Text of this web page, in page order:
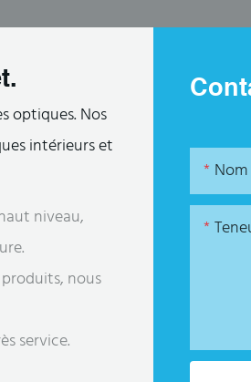
optiques. Nos
intérieurs et
niveau,
nous
service.
Nom